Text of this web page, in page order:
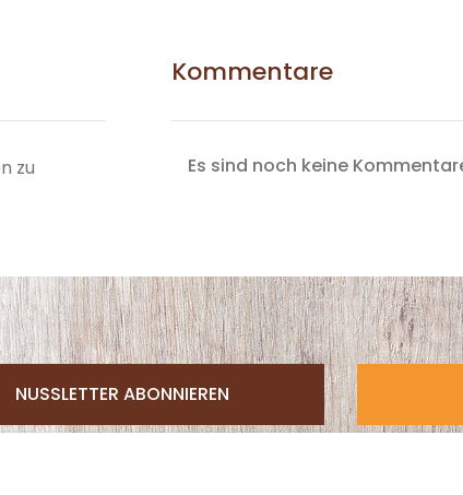
zu
Kommentare
Es sind noch keine
NUSSLETTER ABONNIEREN